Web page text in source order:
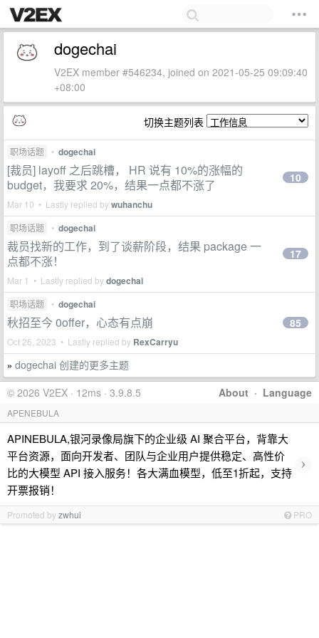
dogechai
V2EX member #546234, joined on 2021-05-25 09:09:40
+08:00
切换主题列表
职场话题 • dogechai
[裁员] layoff 之后跳槽， HR 说有 10%的涨幅的
budget，我要求 20%，结果一点都不涨了
Mar 10 • Lastly replied bywuhanchu
10
职场话题 • dogechai
裁员找新的工作，到了谈薪阶段，结果 package 一
点都不涨！
Mar 1 • Lastly replied bydogechai
17
职场话题 • dogechai
秋招至今 0offer，心态有点崩
Oct 26, 2023 • Lastly replied by RexCarryu
85
» dogechai 创建的更多主题
About · Language
© 2026 V2EX · 12ms · 3.9.8.5
APENEBULA
APINEBULA,银河录像局旗下的企业级 AI 聚合平台，背靠大
平台资源，面向开发者、团队与企业用户提供稳定、高性价
比的大模型 API 接入服务！各大满血模型，低至1折起，支持
开票报销！
›
Promoted byzwhui PRO